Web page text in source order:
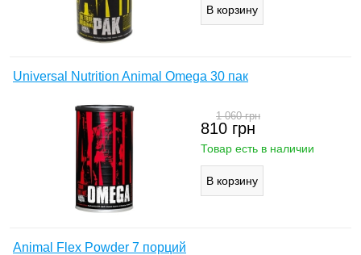
Universal Nutrition Animal Omega 30 пак
810 грн
1 060грн
Товар есть в наличии
Animal Flex Powder 7 порций